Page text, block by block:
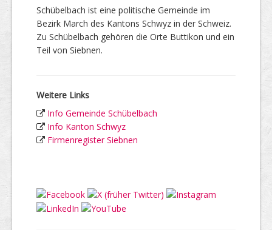
Schübelbach ist eine politische Gemeinde im
Bezirk March des Kantons Schwyz in der Schweiz.
Zu Schübelbach gehören die Orte Buttikon und ein
Teil von Siebnen.
Weitere Links
Info Gemeinde Schübelbach
Info Kanton Schwyz
Firmenregister Siebnen